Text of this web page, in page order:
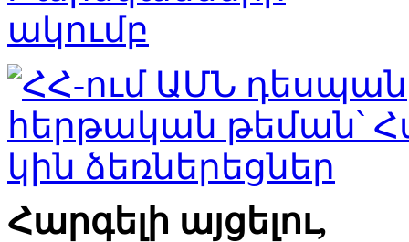
Հարգելի այցելու,